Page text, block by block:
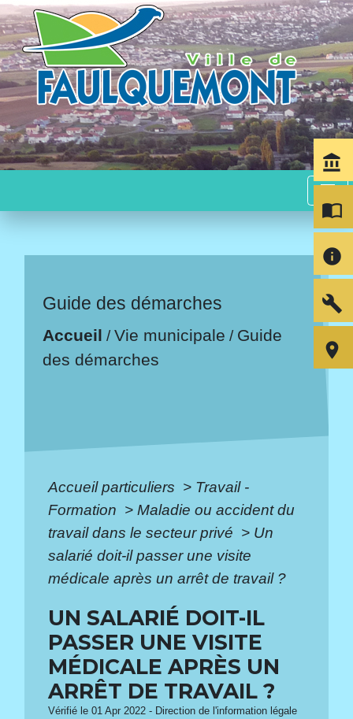
menu
Guide des démarches
Accueil /Vie municipale / Guide
des démarches
Accueil particuliers > Travail -
Formation > Maladie ou accident du
travail dans le secteur privé > Un
salarié doit-il passer une visite
médicale après un arrêt de travail ?
UN SALARIÉ DOIT-IL
PASSER UNE VISITE
MÉDICALE APRÈS UN
ARRÊT DE TRAVAIL ?
Vérifié le 01 Apr 2022 - Direction de l'information légale
account_balance
import_contacts
info
build
room